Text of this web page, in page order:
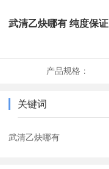
武清乙炔哪有 纯度保证
产品规格：
关键词
武清乙炔哪有